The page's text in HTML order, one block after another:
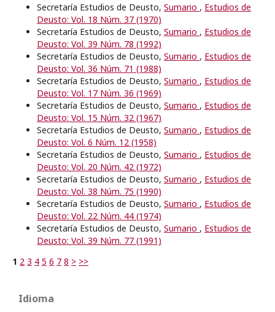
Secretaría Estudios de Deusto, Sumario , Estudios de
Deusto: Vol. 18 Núm. 37 (1970)
Secretaría Estudios de Deusto, Sumario , Estudios de
Deusto: Vol. 39 Núm. 78 (1992)
Secretaría Estudios de Deusto, Sumario , Estudios de
Deusto: Vol. 36 Núm. 71 (1988)
Secretaría Estudios de Deusto, Sumario , Estudios de
Deusto: Vol. 17 Núm. 36 (1969)
Secretaría Estudios de Deusto, Sumario , Estudios de
Deusto: Vol. 15 Núm. 32 (1967)
Secretaría Estudios de Deusto, Sumario , Estudios de
Deusto: Vol. 6 Núm. 12 (1958)
Secretaría Estudios de Deusto, Sumario , Estudios de
Deusto: Vol. 20 Núm. 42 (1972)
Secretaría Estudios de Deusto, Sumario , Estudios de
Deusto: Vol. 38 Núm. 75 (1990)
Secretaría Estudios de Deusto, Sumario , Estudios de
Deusto: Vol. 22 Núm. 44 (1974)
Secretaría Estudios de Deusto, Sumario , Estudios de
Deusto: Vol. 39 Núm. 77 (1991)
1 2 3 4 5 6 7 8 > >>
Idioma